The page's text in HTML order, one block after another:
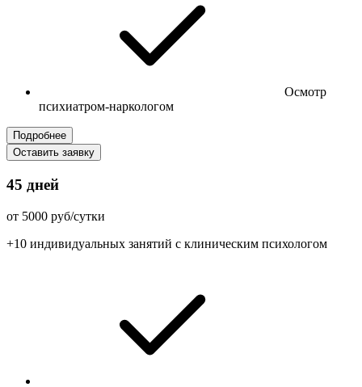
Осмотр
психиатром-наркологом
Подробнее
Оставить заявку
45 дней
от 5000 руб/сутки
+10 индивидуальных занятий с клиническим психологом